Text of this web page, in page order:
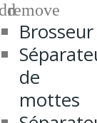
remove
Brosseur
de
mottes